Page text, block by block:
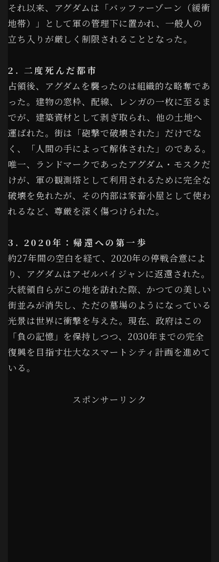
それ以来、アグダムは「バッファーゾーン（緩衝
地帯）」として軍の管理下に置かれ、一般人の
立ち入りが厳しく制限されることとなった。
2. 二度死んだ都市
占領後、アグダムを襲ったのは組織的な略奪であ
った。建物の窓枠、配線、レンガの一枚に至るま
でが、建築資材として剥ぎ取られ、他の土地へ
運ばれた。街は「砲撃で破壊された」だけでな
く、「人間の手によって解体された」のである。
唯一、ランドマークであったアグダム・モスクだ
けが、軍の観測塔として利用されるために完全な
破壊を免れたが、その内部は家畜小屋として使わ
れるなど、尊厳を深く傷つけられた。
3. 2020年：帰還への第一歩
約27年間の空白を経て、2020年の停戦合意によ
り、アグダムはアゼルバイジャンに返還された。
大統領自らがこの地を訪れた際、かつての美しい
街並みが消失し、ただの墓場のようになっている
光景は世界に衝撃を与えた。現在、政府はこの
「負の記憶」を保持しつつ、2030年までの完全
復興を目指す壮大なスマートシティ計画を進めて
いる。
スポンサーリンク